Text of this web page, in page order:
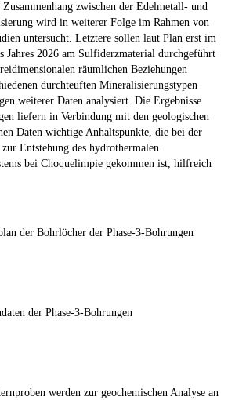
zwischen der Edelmetall- und
wird in weiterer Folge im Rahmen von
untersucht. Letztere sollen laut Plan erst im
Jahres 2026 am Sulfiderzmaterial durchgeführt
räumlichen Beziehungen
durchteuften Mineralisierungstypen
weiterer Daten analysiert. Die Ergebnisse
liefern in Verbindung mit den geologischen
Daten wichtige Anhaltspunkte, die bei der
Entstehung des hydrothermalen
bei Choquelimpie gekommen ist, hilfreich
der Bohrlöcher der Phase-3-Bohrungen
der Phase-3-Bohrungen
werden zur geochemischen Analyse an